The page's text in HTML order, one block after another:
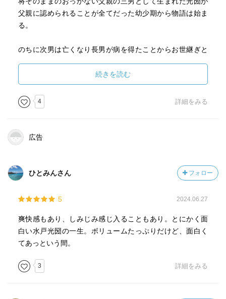
父親に認められることが全てだった幼少期から物語は始ま
る。
のちに次男は亡くなり長男が病を得たことからお世継ぎと
て」と苦悩する。（この兄との関係もいいんだよなー。）
ずっと後、光圀が藩主となった後には兄の子を養子に迎え
三代目とした義の人である。
ジレンマがかなりあったよう。そんな中、光圀は詩や史
書、要するに文学で自らを高めていこうとする。町の居酒
を広げたりもする。この頃、宮本武蔵と出会う事件もあ
り。
しい！聡く優しく大きい人だ）この姫との結婚は二年半で
終わるんだけど光圀は死ぬまで姫を愛するんだなぁ。
た平等で論理的思考をもち、観察眼に優れ、媚びず恐れな
続きを読む
4 詳細をみる
広告
ひとみんさん フォロー
5 2024.06.27
爽快感もあり、しみじみ感じ入ることもあり。とにかく面
白い水戸光圀の一生。ボリュームたっぷりだけど、面白く
てあっという間。
3 詳細をみる